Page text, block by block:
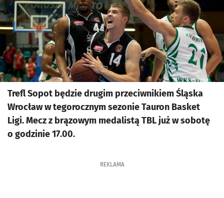
Trefl Sopot będzie drugim przeciwnikiem Śląska
Wrocław w tegorocznym sezonie Tauron Basket
Ligi. Mecz z brązowym medalistą TBL już w sobotę
o godzinie 17.00.
REKLAMA